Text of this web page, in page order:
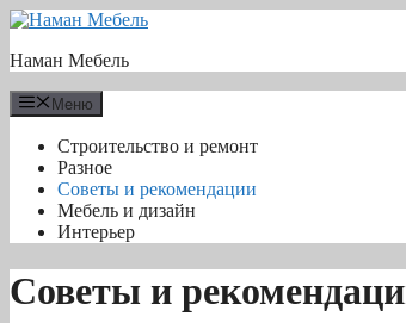
Перейти
содержимому
Наман Мебель
Меню
Строительство и ремонт
Разное
Советы и рекомендации
Мебель и дизайн
Интерьер
Советы и